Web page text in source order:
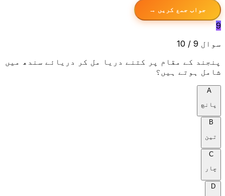
جواب جمع کریں →
9
سوال 9 / 10
پنجند کے مقام پر کتنے دریا مل کر دریائے سندھ میں
شامل ہوتے ہیں؟
A
پانچ
B
تین
C
چار
D